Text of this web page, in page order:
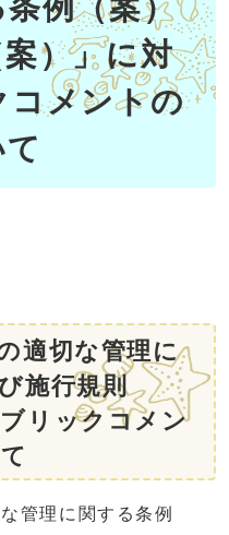
例（案）
）」に対
コメントの
適切な管理に
施行規則
リックコメン
管理に関する条例